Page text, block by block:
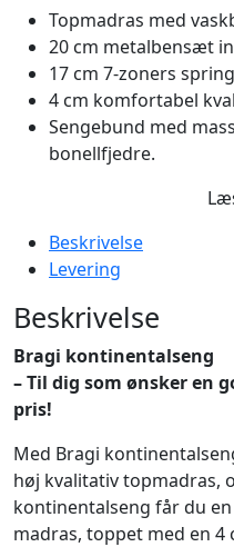
Topmadras med
20 cm metalbensæt
17 cm 7-zoners
4 cm komfortabel
Sengebund med
bonellfjedre.
Beskrivelse
Levering
Beskrivelse
Bragi kontinentalseng
– Til dig som ønsker en
pris!
Med Bragi
høj kvalitativ topmadras,
kontinentalseng får du
madras, toppet med en 4